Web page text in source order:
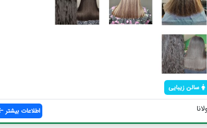
سالن زیبایی
اطلاعات بیشتر